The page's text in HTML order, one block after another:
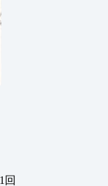
回